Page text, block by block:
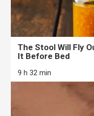
The Stool Will Fly
It Before Bed
9 h 32 min